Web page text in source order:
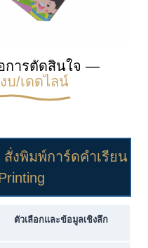
การตัดสินใจ —
บ/เดดไลน์
สั่งพิมพ์การ์ดคำเรียน
ตัวเลือกและข้อมูลเชิงลึก